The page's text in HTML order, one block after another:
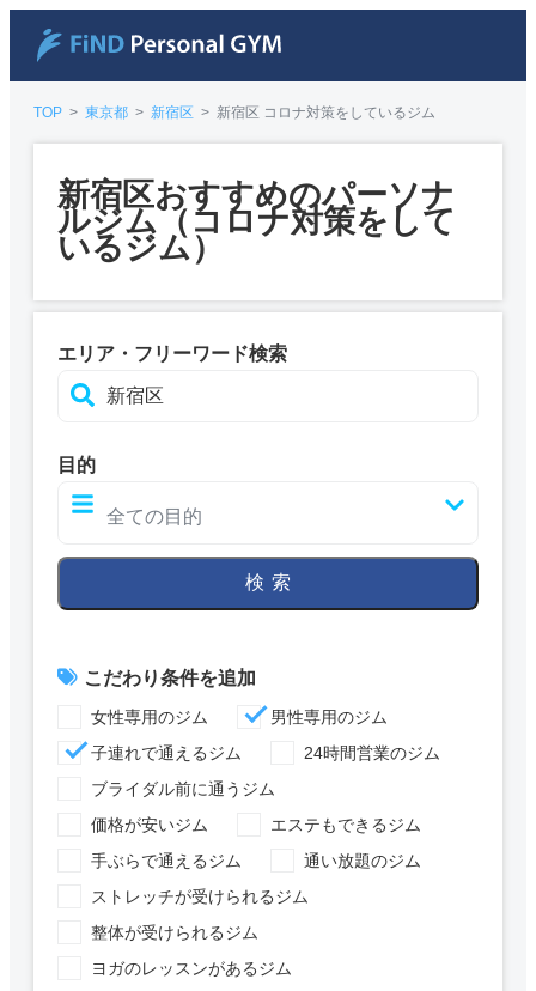
TOP > 東京都 > 新宿区 > 新宿区 コロナ対策をしているジム
新宿区おすすめのパーソナ
ルジム（コロナ対策をして
いるジム）
エリア・フリーワード検索
目的
検索
こだわり条件を追加
女性専用のジム
男性専用のジム
子連れで通えるジム
24時間営業のジム
ブライダル前に通うジム
価格が安いジム
エステもできるジム
手ぶらで通えるジム
通い放題のジム
ストレッチが受けられるジム
整体が受けられるジム
ヨガのレッスンがあるジム